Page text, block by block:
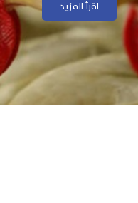
اقرأ المزيداقرأ المزيد